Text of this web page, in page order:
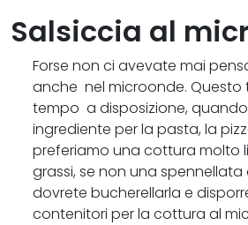
Salsiccia al
Forse non ci avevate mai
anche nel microonde.
tempo a disposizione,
ingrediente per la pasta, la
preferiamo una cottura molto
grassi, se non una
dovrete bucherellarla e
contenitori per la cottura al